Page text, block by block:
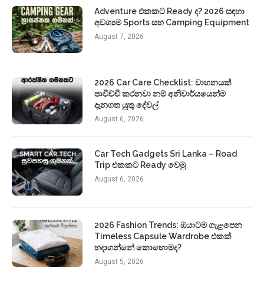
Adventure එකකට Ready ද? 2026 සඳහා
අවශ්‍යම Sports සහ Camping Equipment
August 7, 2026
2026 Car Care Checklist: වාහනයක්
පාවිච්චි කරනවා නම් අනිවාර්යයෙන්ම
දැනගත යුතු දේවල්
August 6, 2026
Car Tech Gadgets Sri Lanka – Road
Trip එකකට Ready වෙමු
August 6, 2026
2026 Fashion Trends: ඔයාටම ගැළපෙන
Timeless Capsule Wardrobe එකක්
හදාගන්නේ කොහොමද?
August 5, 2026